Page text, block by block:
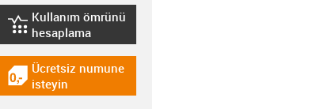
igus-icon-lebensdauerrechner
Kullanım ömrünü
hesaplama
igus-icon-gratismuster
Ücretsiz numune
isteyin